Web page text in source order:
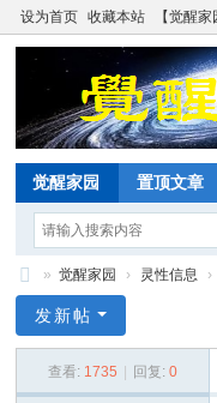
设为首页 收藏本站 【觉醒
觉醒家园 置顶文章
醒
» 觉醒家园 › 灵性信息 ›
发新帖
查看: 1735 回复: 0